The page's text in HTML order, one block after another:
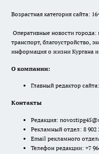
Возрастная категория сайта:
Оперативные новости
транспорт, благоустройство,
информация о жизни Кургана и
О компании:
Главный редактор
Контакты
Редакция:
Рекламный отдел: 8 902
Email рекламного
Телефон редакции: +7